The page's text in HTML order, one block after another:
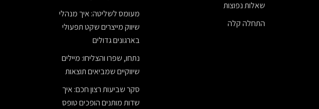
שאלות נפוצות
התחלה קלה
מעומס לשליטה: איך מנהלי
שיווק מייצרים שקט תפעולי
בארגונים גדולים
נתחו, שפרו והצליחו: מיילים
שיווקיים שמביאים תוצאות
סקר שביעות רצון חכם: איך
שדות מותנים הופכים טופס